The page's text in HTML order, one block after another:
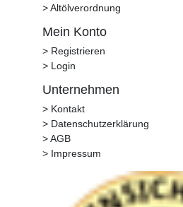
> Altölverordnung
Mein Konto
> Registrieren
> Login
Unternehmen
> Kontakt
> Datenschutzerklärung
> AGB
> Impressum